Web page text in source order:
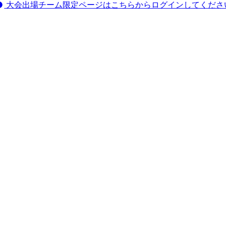
大会出場チーム限定ページはこちらからログインしてくださ